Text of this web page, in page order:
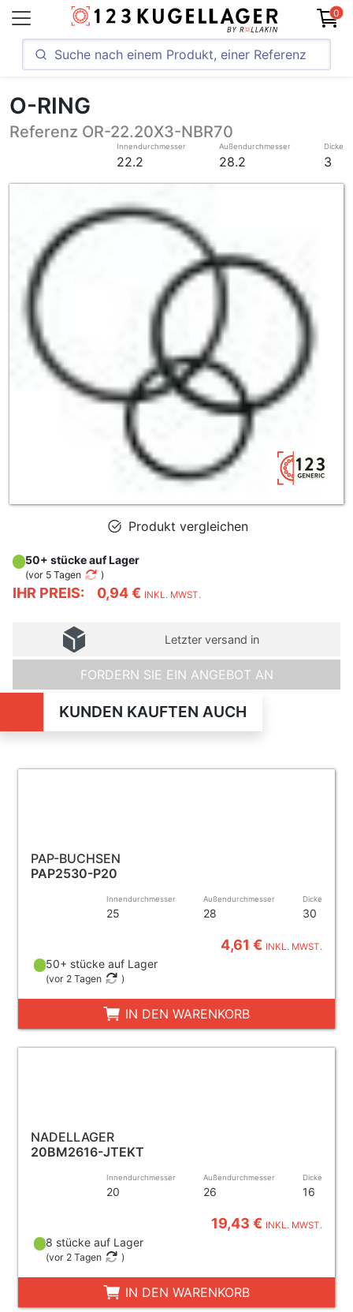
0
O-RING
Referenz OR-22.20X3-NBR70
Innendurchmesser
22.2
Außendurchmesser
28.2
Dicke
3
Produkt vergleichen
IHR PREIS: 0,94 € INKL. MWST.
50+ stücke auf Lager
(vor 5 Tagen )
Letzter versand in
FORDERN SIE EIN ANGEBOT AN
KUNDEN KAUFTEN AUCH
PAP-BUCHSEN
PAP2530-P20
Innendurchmesser
25
Außendurchmesser
28
Dicke
30
4,61 € INKL. MWST.
50+ stücke auf Lager
(vor 2 Tagen )
IN DEN WARENKORB
NADELLAGER
20BM2616-JTEKT
Innendurchmesser
20
Außendurchmesser
26
Dicke
16
19,43 € INKL. MWST.
8 stücke auf Lager
(vor 2 Tagen )
IN DEN WARENKORB